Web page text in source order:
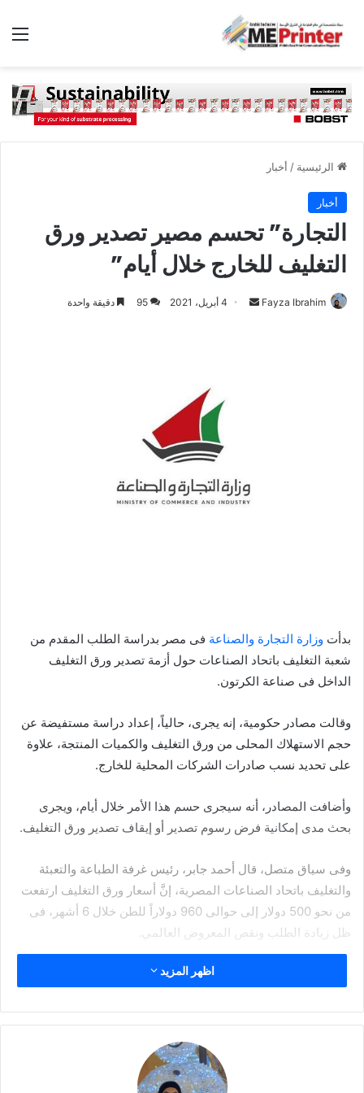
الرئيسية / أخبار
أخبار
التجارة” تحسم مصير تصدير ورق
التغليف للخارج خلال أيام”
Fayza Ibrahim
أرسل 4 أبريل، 2021 95 دقيقة واحدة
بدأت وزارة التجارة والصناعة فى مصر بدراسة الطلب المقدم من
شعبة التغليف باتحاد الصناعات حول أزمة تصدير ورق التغليف
الداخل فى صناعة الكرتون.
وقالت مصادر حكومية، إنه يجرى، حالياً، إعداد دراسة مستفيضة عن
حجم الاستهلاك المحلى من ورق التغليف والكميات المنتجة، علاوة
على تحديد نسب صادرات الشركات المحلية للخارج.
وأضافت المصادر، أنه سيجرى حسم هذا الأمر خلال أيام، ويجرى
بحث مدى إمكانية فرض رسوم تصدير أو إيقاف تصدير ورق التغليف.
وفى سياق متصل، قال أحمد جابر، رئيس غرفة الطباعة والتعبئة
والتغليف باتحاد الصناعات المصرية، إنَّ أسعار ورق التغليف ارتفعت
من نحو 500 دولار إلى حوالى 960 دولاراً للطن خلال 6 أشهر، فى
ظل زيادة الطلب ونقص المعروض العالمي.
وأضاف، أن ارتفاع السعر دفع نحو 4 مصانع كبيرة فى مصر تستحوذ
له أثر كبير فى نقص ورق التغليف فى السوق المحلى.
أوضح أن صادرات شهرى يناير وفبراير الماضيين من ورق التغليف،
اظهر المزيد